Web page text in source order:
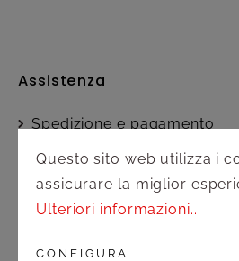
Assistenza
Spedizione e pagamento
Diritto di recesso
Contatto
Questo sito web utilizza i
assicurare la miglior
Ulteriori informazioni...
CONFIGURA